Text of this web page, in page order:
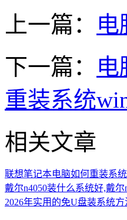
上一篇：
下一篇：
重装系统
相关文章
联想笔记本电脑如何重装系
戴尔n4050装什么系统好,戴
2026年实用的免U盘装系统